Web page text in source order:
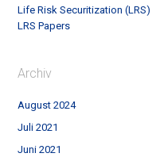
Life Risk Securitization (LRS)
LRS Papers
Archiv
August 2024
Juli 2021
Juni 2021